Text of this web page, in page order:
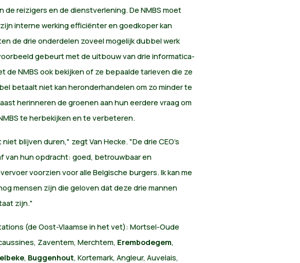
de reizigers en de dienstverlening. De NMBS moet
interne werking efficiënter en goedkoper kan
de drie onderdelen zoveel mogelijk dubbel werk
gebeurt met de uitbouw van drie informatica-
de NMBS ook bekijken of ze bepaalde tarieven die ze
betaalt niet kan heronderhandelen om zo minder te
herinneren de groenen aan hun eerdere vraag om
te herbekijken en te verbeteren.
blijven duren," zegt Van Hecke. "De drie CEO's
van hun opdracht: goed, betrouwbaar en
voorzien voor alle Belgische burgers. Ik kan me
mensen zijn die geloven dat deze drie mannen
zijn."
(de Oost-Vlaamse in het vet): Mortsel-Oude
Zaventem, Merchtem, Erembodegem,
, Buggenhout, Kortemark, Angleur, Auvelais,